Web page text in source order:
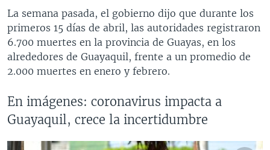
La semana pasada, el gobierno dijo que durante los
primeros 15 días de abril, las autoridades registraron
6.700 muertes en la provincia de Guayas, en los
alrededores de Guayaquil, frente a un promedio de
2.000 muertes en enero y febrero.
En imágenes: coronavirus impacta a
Guayaquil, crece la incertidumbre